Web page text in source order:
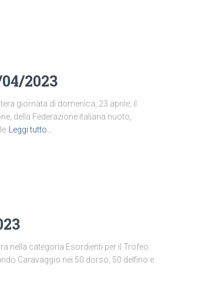
2023
giornata dì domenica, 23 aprile, il
della Federazione italiana nuoto,
Leggi tutto…
nella categoria Esordienti per il Trofeo
Caravaggio nei 50 dorso, 50 delfino e